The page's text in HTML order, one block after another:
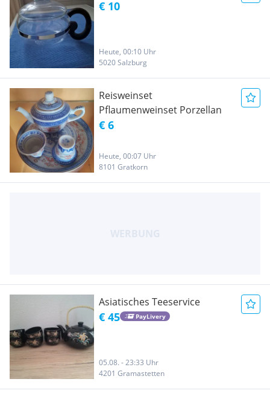
€ 10
Heute, 00:10 Uhr
5020 Salzburg
Reisweinset
Pflaumenweinset Porzellan
€ 6
Heute, 00:07 Uhr
8101 Gratkorn
Asiatisches Teeservice
€ 45 PayLivery
05.08. - 23:33 Uhr
4201 Gramastetten